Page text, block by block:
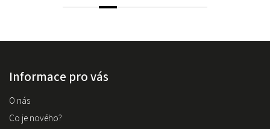
Informace pro vás
O nás
Co je nového?